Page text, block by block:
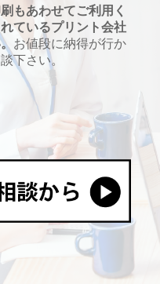
もあわせてご利用く
ているプリント会社
お値段に納得が行か
下さい。